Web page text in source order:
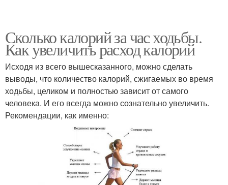
Сколько калорий за час ходьбы.
Как увеличить расход калорий
Исходя из всего вышесказанного, можно сделать
выводы, что количество калорий, сжигаемых во время
ходьбы, целиком и полностью зависит от самого
человека. И его всегда можно сознательно увеличить.
Рекомендации, как именно: